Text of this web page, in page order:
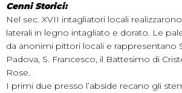
Cenni Storici:
Nel sec. XVII intagliatori locali
laterali in legno intagliato e dorato. Le
da anonimi pittori locali e rappresentano
Padova, S. Francesco, il Battesimo di
Rose.
I primi due presso l’abside recano gli